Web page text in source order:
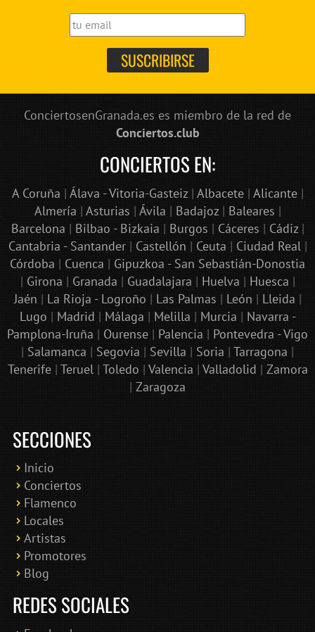
ConciertosenGranada.es es miembro de la red de
Conciertos.club
CONCIERTOS EN:
A Coruña | Álava - Vitoria-Gasteiz| Albacete| Alicante|
Almería | Asturias | Ávila | Badajoz| Baleares |
Barcelona | Bilbao - Bizkaia | Burgos | Cáceres | Cádiz|
Cantabria - Santander| Castellón | Ceuta | Ciudad Real|
Córdoba | Cuenca | Gipuzkoa - San Sebastián-Donostia
| Girona | Granada | Guadalajara | Huelva | Huesca |
Jaén | La Rioja - Logroño | Las Palmas | León | Lleida |
Lugo | Madrid | Málaga | Melilla | Murcia | Navarra -
Pamplona-Iruña | Ourense | Palencia | Pontevedra - Vigo
| Salamanca | Segovia | Sevilla | Soria | Tarragona |
Tenerife| Teruel| Toledo | Valencia | Valladolid | Zamora
| Zaragoza
SECCIONES
Inicio
Conciertos
Flamenco
Locales
Artistas
Promotores
Blog
REDES SOCIALES